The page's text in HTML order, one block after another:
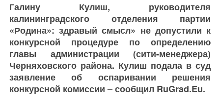
Галину Кулиш, руководителя
калининградского отделения партии
«Родина»: здравый смысл» не допустили к
конкурсной процедуре по определению
главы администрации (сити-менеджера)
Черняховского района. Кулиш подала в суд
заявление об оспаривании решения
конкурсной комиссии – сообщил RuGrad.Eu.